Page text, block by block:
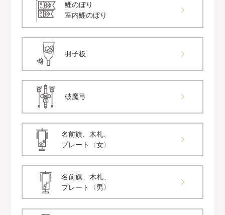
鯉のぼり
室内鯉のぼり
羽子板
破魔弓
名前旗、木札、
プレート〈女〉
名前旗、木札、
プレート〈男〉